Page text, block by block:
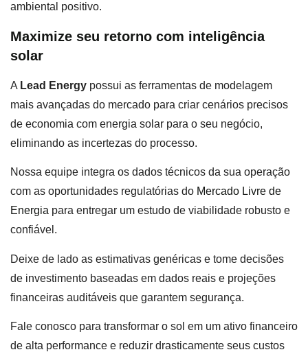
ambiental positivo.
Maximize seu retorno com inteligência
solar
A Lead Energy possui as ferramentas de modelagem
mais avançadas do mercado para criar cenários precisos
de economia com energia solar para o seu negócio,
eliminando as incertezas do processo.
Nossa equipe integra os dados técnicos da sua operação
com as oportunidades regulatórias do Mercado Livre de
Energia para entregar um estudo de viabilidade robusto e
confiável.
Deixe de lado as estimativas genéricas e tome decisões
de investimento baseadas em dados reais e projeções
financeiras auditáveis que garantem segurança.
Fale conosco para transformar o sol em um ativo financeiro
de alta performance e reduzir drasticamente seus custos